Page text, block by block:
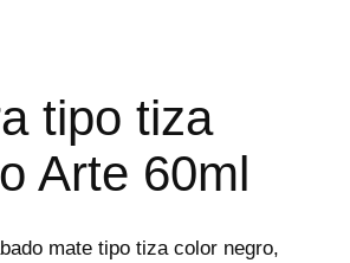
tipo tiza
Arte 60ml
mate tipo tiza color negro,